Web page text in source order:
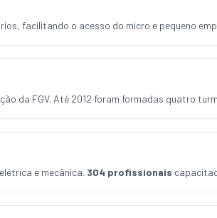
facilitando o acesso do micro e pequeno
da FGV. Até 2012 foram formadas quatro
e mecânica. 304 profissionais